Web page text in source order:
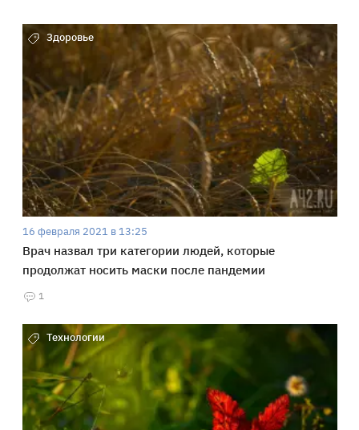
Здоровье
16 февраля 2021 в 13:25
Врач назвал три категории людей, которые
продолжат носить маски после пандемии
1
Технологии